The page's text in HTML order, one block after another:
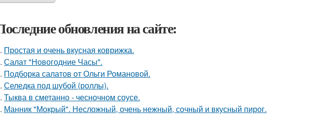
обновления на сайте:
Простая и очень вкусная коврижка.
Салат "Новогодние Часы".
Подборка салатов от Ольги Романовой.
Селедка под шубой (роллы).
Тыква в сметанно - чесночном соусе.
Манник "Мокрый". Несложный, очень нежный, сочный и вкусный пирог.